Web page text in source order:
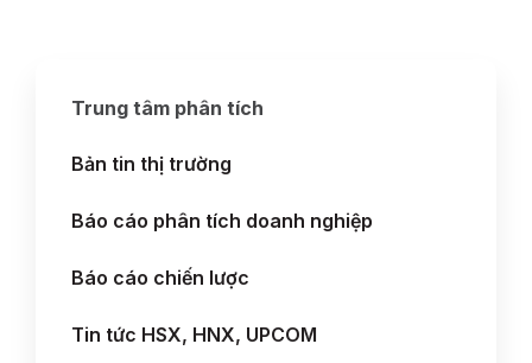
Trung tâm phân tích
Bản tin thị trường
Báo cáo phân tích doanh nghiệp
Báo cáo chiến lược
Tin tức HSX, HNX, UPCOM